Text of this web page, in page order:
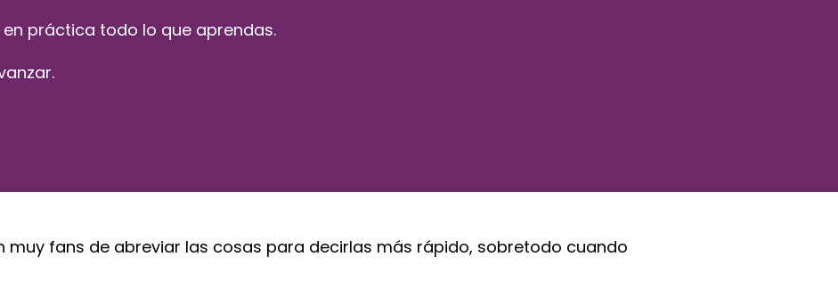
práctica todo lo que aprendas.
muy fans de abreviar las cosas para decirlas más rápido, sobretodo cuando